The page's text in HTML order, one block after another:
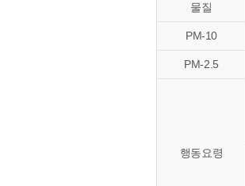
물질
PM-10
PM-2.5
행동요령